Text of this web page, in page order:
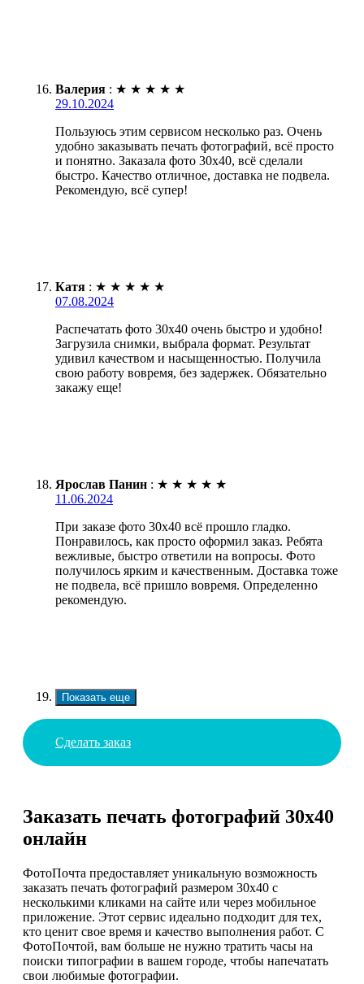
Валерия : ★ ★ ★ ★ ★
29.10.2024
Пользуюсь этим сервисом несколько раз. Очень
удобно заказывать печать фотографий, всё просто
и понятно. Заказала фото 30х40, всё сделали
быстро. Качество отличное, доставка не подвела.
Рекомендую, всё супер!
Катя : ★ ★ ★ ★ ★
07.08.2024
Распечатать фото 30х40 очень быстро и удобно!
Загрузила снимки, выбрала формат. Результат
удивил качеством и насыщенностью. Получила
свою работу вовремя, без задержек. Обязательно
закажу еще!
Ярослав Панин : ★ ★ ★ ★ ★
11.06.2024
При заказе фото 30х40 всё прошло гладко.
Понравилось, как просто оформил заказ. Ребята
вежливые, быстро ответили на вопросы. Фото
получилось ярким и качественным. Доставка тоже
не подвела, всё пришло вовремя. Определенно
рекомендую.
Показать еще
Сделать заказ
Заказать печать фотографий 30х40
онлайн
ФотоПочта предоставляет уникальную возможность
заказать печать фотографий размером 30х40 с
несколькими кликами на сайте или через мобильное
приложение. Этот сервис идеально подходит для тех,
кто ценит свое время и качество выполнения работ. С
ФотоПочтой, вам больше не нужно тратить часы на
поиски типографии в вашем городе, чтобы напечатать
свои любимые фотографии.